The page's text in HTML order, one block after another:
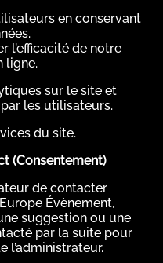
en conservant
l’efficacité de notre
ligne.
sur le site et
les utilisateurs.
du site.
(Consentement)
de contacter
Évènement,
suggestion ou une
par la suite pour
l’administrateur.